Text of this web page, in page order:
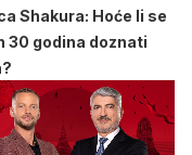
Shakura: Hoće li se
30 godina doznati